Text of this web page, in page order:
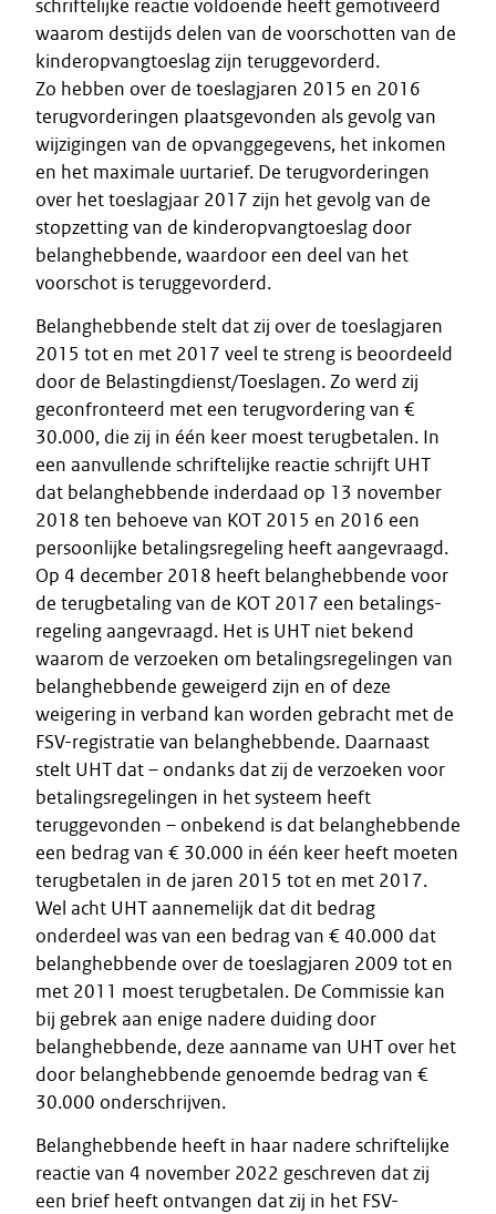
schriftelijke reactie voldoende heeft gemotiveerd
waarom destijds delen van de voorschotten van de
kinderopvangtoeslag zijn teruggevorderd.
Zo hebben over de toeslagjaren 2015 en 2016
terugvorderingen plaatsgevonden als gevolg van
wijzigingen van de opvanggegevens, het inkomen
en het maximale uurtarief. De terugvorderingen
over het toeslagjaar 2017 zijn het gevolg van de
stopzetting van de kinderopvangtoeslag door
belanghebbende, waardoor een deel van het
voorschot is teruggevorderd.
Belanghebbende stelt dat zij over de toeslagjaren
2015 tot en met 2017 veel te streng is beoordeeld
door de Belastingdienst/Toeslagen. Zo werd zij
geconfronteerd met een terugvordering van €
30.000, die zij in één keer moest terugbetalen. In
een aanvullende schriftelijke reactie schrijft UHT
dat belanghebbende inderdaad op 13 november
2018 ten behoeve van KOT 2015 en 2016 een
persoonlijke betalingsregeling heeft aangevraagd.
Op 4 december 2018 heeft belanghebbende voor
de terugbetaling van de KOT 2017 een betalings-
regeling aangevraagd. Het is UHT niet bekend
waarom de verzoeken om betalingsregelingen van
belanghebbende geweigerd zijn en of deze
weigering in verband kan worden gebracht met de
FSV-registratie van belanghebbende. Daarnaast
stelt UHT dat – ondanks dat zij de verzoeken voor
betalingsregelingen in het systeem heeft
teruggevonden – onbekend is dat belanghebbende
een bedrag van € 30.000 in één keer heeft moeten
terugbetalen in de jaren 2015 tot en met 2017.
Wel acht UHT aannemelijk dat dit bedrag
onderdeel was van een bedrag van € 40.000 dat
belanghebbende over de toeslagjaren 2009 tot en
met 2011 moest terugbetalen. De Commissie kan
bij gebrek aan enige nadere duiding door
belanghebbende, deze aanname van UHT over het
door belanghebbende genoemde bedrag van €
30.000 onderschrijven.
Belanghebbende heeft in haar nadere schriftelijke
reactie van 4 november 2022 geschreven dat zij
een brief heeft ontvangen dat zij in het FSV-